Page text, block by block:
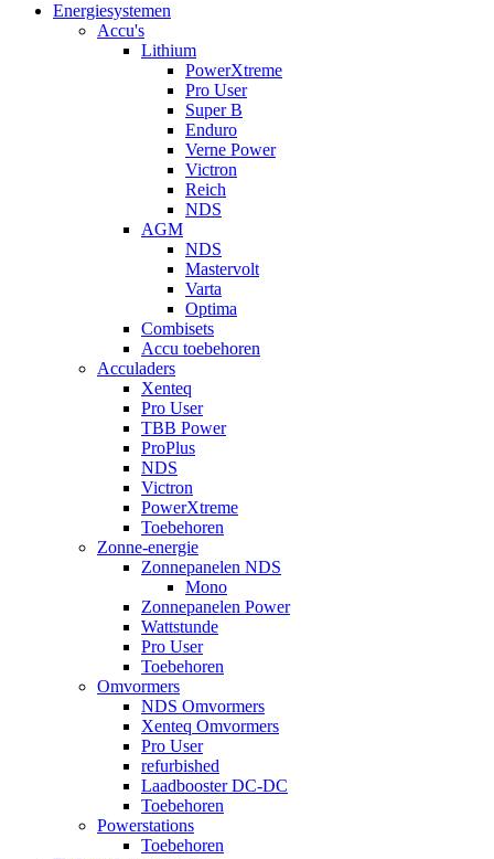
Energiesystemen
Accu's
Lithium
PowerXtreme
Pro User
Super B
Enduro
Verne Power
Victron
Reich
NDS
AGM
NDS
Mastervolt
Varta
Optima
Combisets
Accu toebehoren
Acculaders
Xenteq
Pro User
TBB Power
ProPlus
NDS
Victron
PowerXtreme
Toebehoren
Zonne-energie
Zonnepanelen NDS
Mono
Zonnepanelen Power
Wattstunde
Pro User
Toebehoren
Omvormers
NDS Omvormers
Xenteq Omvormers
Pro User
refurbished
Laadbooster DC-DC
Toebehoren
Powerstations
Toebehoren